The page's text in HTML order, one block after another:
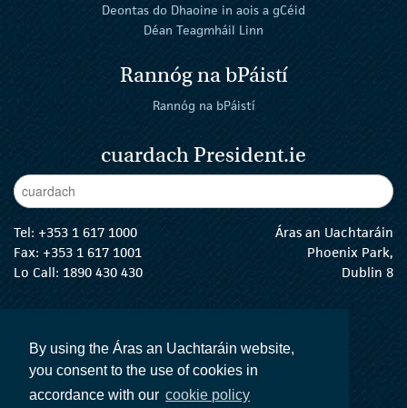
By using the Áras an Uachtaráin website,
you consent to the use of cookies in
accordance with our cookie policy
Deontas do Dhaoine in aois a gCéid
Déan Teagmháil Linn
Rannóg na bPáistí
Rannóg na bPáistí
cuardach President.ie
Enter Keywords
Tel: +353 1 617 1000
Fax: +353 1 617 1001
Lo Call: 1890 430 430
Áras an Uachtaráin
Phoenix Park,
Dublin 8
An tUachtarán Twitter
An tUachtarán Instagram
An tUachtarán Facebook
An tUachtarán